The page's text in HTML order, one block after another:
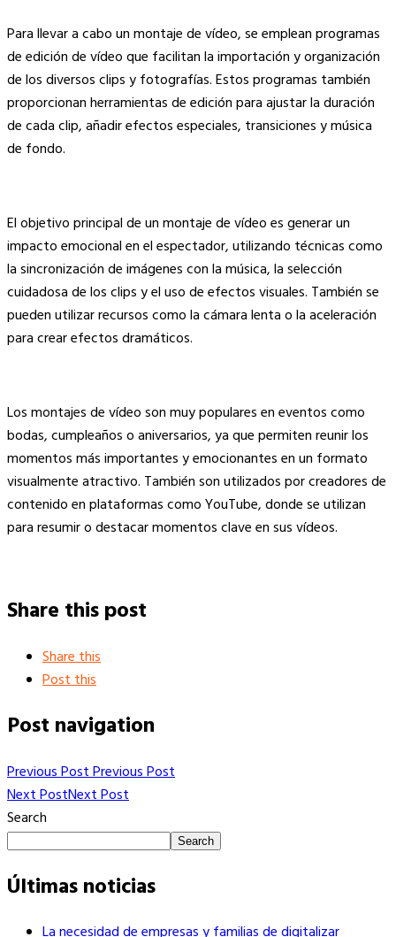
Para llevar a cabo un montaje de vídeo, se emplean programas
de edición de vídeo que facilitan la importación y organización
de los diversos clips y fotografías. Estos programas también
proporcionan herramientas de edición para ajustar la duración
de cada clip, añadir efectos especiales, transiciones y música
de fondo.
El objetivo principal de un montaje de vídeo es generar un
impacto emocional en el espectador, utilizando técnicas como
la sincronización de imágenes con la música, la selección
cuidadosa de los clips y el uso de efectos visuales. También se
pueden utilizar recursos como la cámara lenta o la aceleración
para crear efectos dramáticos.
Los montajes de vídeo son muy populares en eventos como
bodas, cumpleaños o aniversarios, ya que permiten reunir los
momentos más importantes y emocionantes en un formato
visualmente atractivo. También son utilizados por creadores de
contenido en plataformas como YouTube, donde se utilizan
para resumir o destacar momentos clave en sus vídeos.
Share this post
Share this
Post this
Post navigation
Previous PostPrevious Post
Next PostNext Post
Search
Search
Últimas noticias